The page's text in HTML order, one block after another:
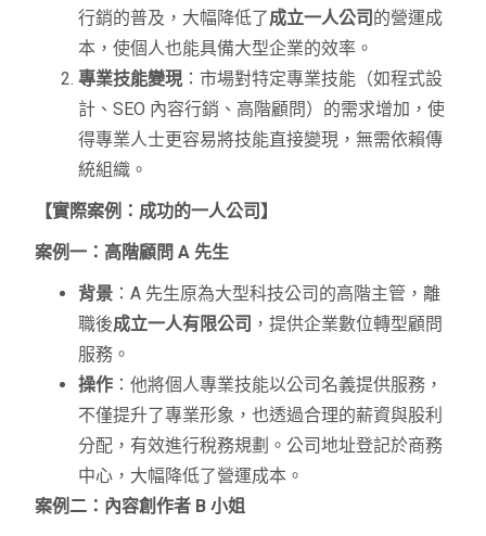
行銷的普及，大幅降低了成立一人公司 的營運成
本，使個人也能具備大型企業的效率。
專業技能變現：市場對特定專業技能（如程式設
計、SEO 內容行銷、高階顧問）的需求增加，使
得專業人士更容易將技能直接變現，無需依賴傳
統組織。
【實際案例：成功的一人公司】
案例一：高階顧問 A 先生
背景 ：A 先生原為大型科技公司的高階主管，離
職後成立一人有限公司 ，提供企業數位轉型顧問
服務。
操作 ：他將個人專業技能以公司名義提供服務，
不僅提升了專業形象，也透過合理的薪資與股利
分配，有效進行稅務規劃。公司地址登記於商務
中心，大幅降低了營運成本。
案例二：內容創作者 B 小姐